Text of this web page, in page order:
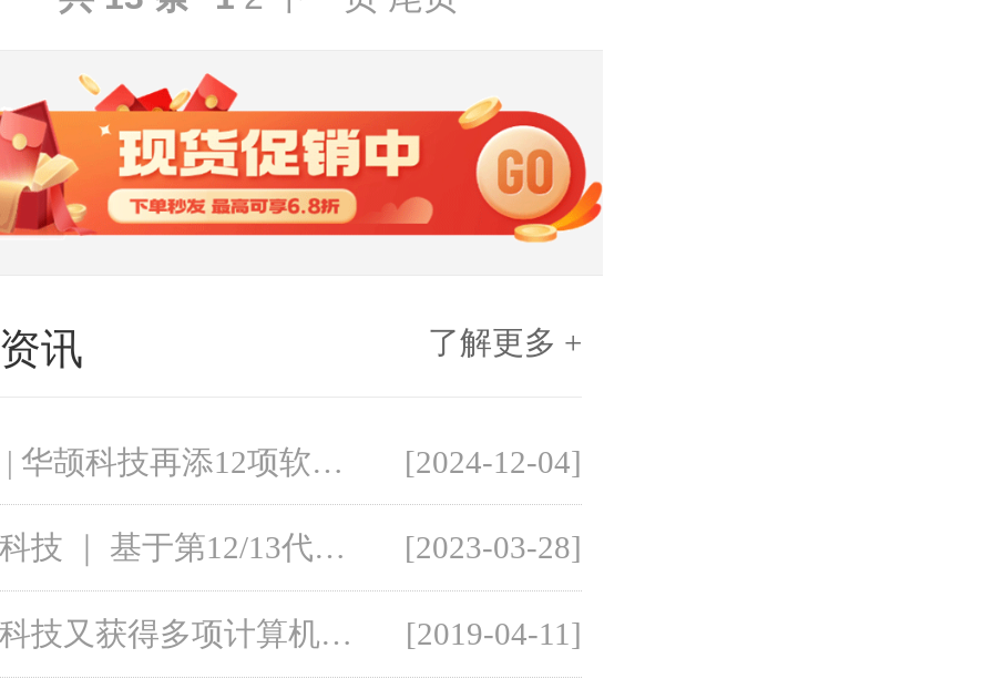
讯 了解更多 +
喜讯 | 华颉科技再添12项软件著作权 [2024-12-04]
凌华科技 ｜ 基于第12/13代英特尔® 酷睿™处理器的ATX主板IMB-M47H [2023-03-28]
华颉科技又获得多项计算机软件著作权登记证书 [2019-04-11]